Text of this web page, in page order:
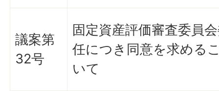
議案第
32号
固定資産評価審査委員
任につき同意を求める
いて